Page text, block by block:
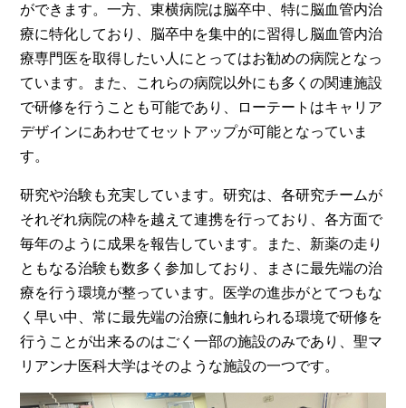
ができます。一方、東横病院は脳卒中、特に脳血管内治
療に特化しており、脳卒中を集中的に習得し脳血管内治
療専門医を取得したい人にとってはお勧めの病院となっ
ています。また、これらの病院以外にも多くの関連施設
で研修を行うことも可能であり、ローテートはキャリア
デザインにあわせてセットアップが可能となっていま
す。
研究や治験も充実しています。研究は、各研究チームが
それぞれ病院の枠を越えて連携を行っており、各方面で
毎年のように成果を報告しています。また、新薬の走り
ともなる治験も数多く参加しており、まさに最先端の治
療を行う環境が整っています。医学の進歩がとてつもな
く早い中、常に最先端の治療に触れられる環境で研修を
行うことが出来るのはごく一部の施設のみであり、聖マ
リアンナ医科大学はそのような施設の一つです。